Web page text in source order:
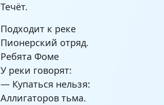
Течёт.
Подходит к реке
Пионерский отряд.
Ребята Фоме
У реки говорят:
— Купаться нельзя:
Аллигаторов тьма.